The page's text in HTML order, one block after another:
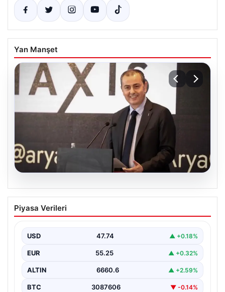
Yan Manşet
07.08.2026
İş Bankası Yönetiminde Sürpriz
Değişiklik: Hakan Aran Görevini
Türkiye’nin köklü bankalarından İş Bankası’nda yönetim
Bankanın uzun…
Piyasa Verileri
USD 47.74 ▲ +0.18%
EUR 55.25 ▲ +0.32%
ALTIN 6660.6 ▲ +2.59%
BTC 3087606 ▼ -0.14%